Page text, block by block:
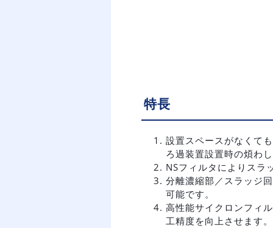
特長
設置スペースがなくて
ろ過装置設置時の煩わ
NSフィルタによりスラ
分離濃縮部／スラッジ
可能です。
高性能サイクロンフィ
工精度を向上させます。